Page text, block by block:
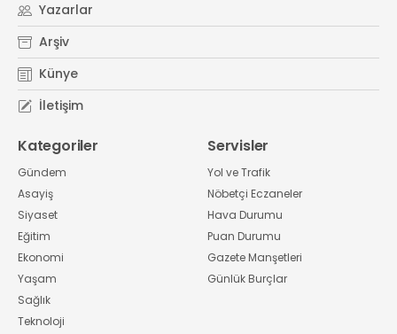
Yazarlar
Arşiv
Künye
İletişim
Kategoriler
Gündem
Asayiş
Siyaset
Eğitim
Ekonomi
Yaşam
Sağlık
Teknoloji
Servisler
Yol ve Trafik
Nöbetçi Eczaneler
Hava Durumu
Puan Durumu
Gazete Manşetleri
Günlük Burçlar